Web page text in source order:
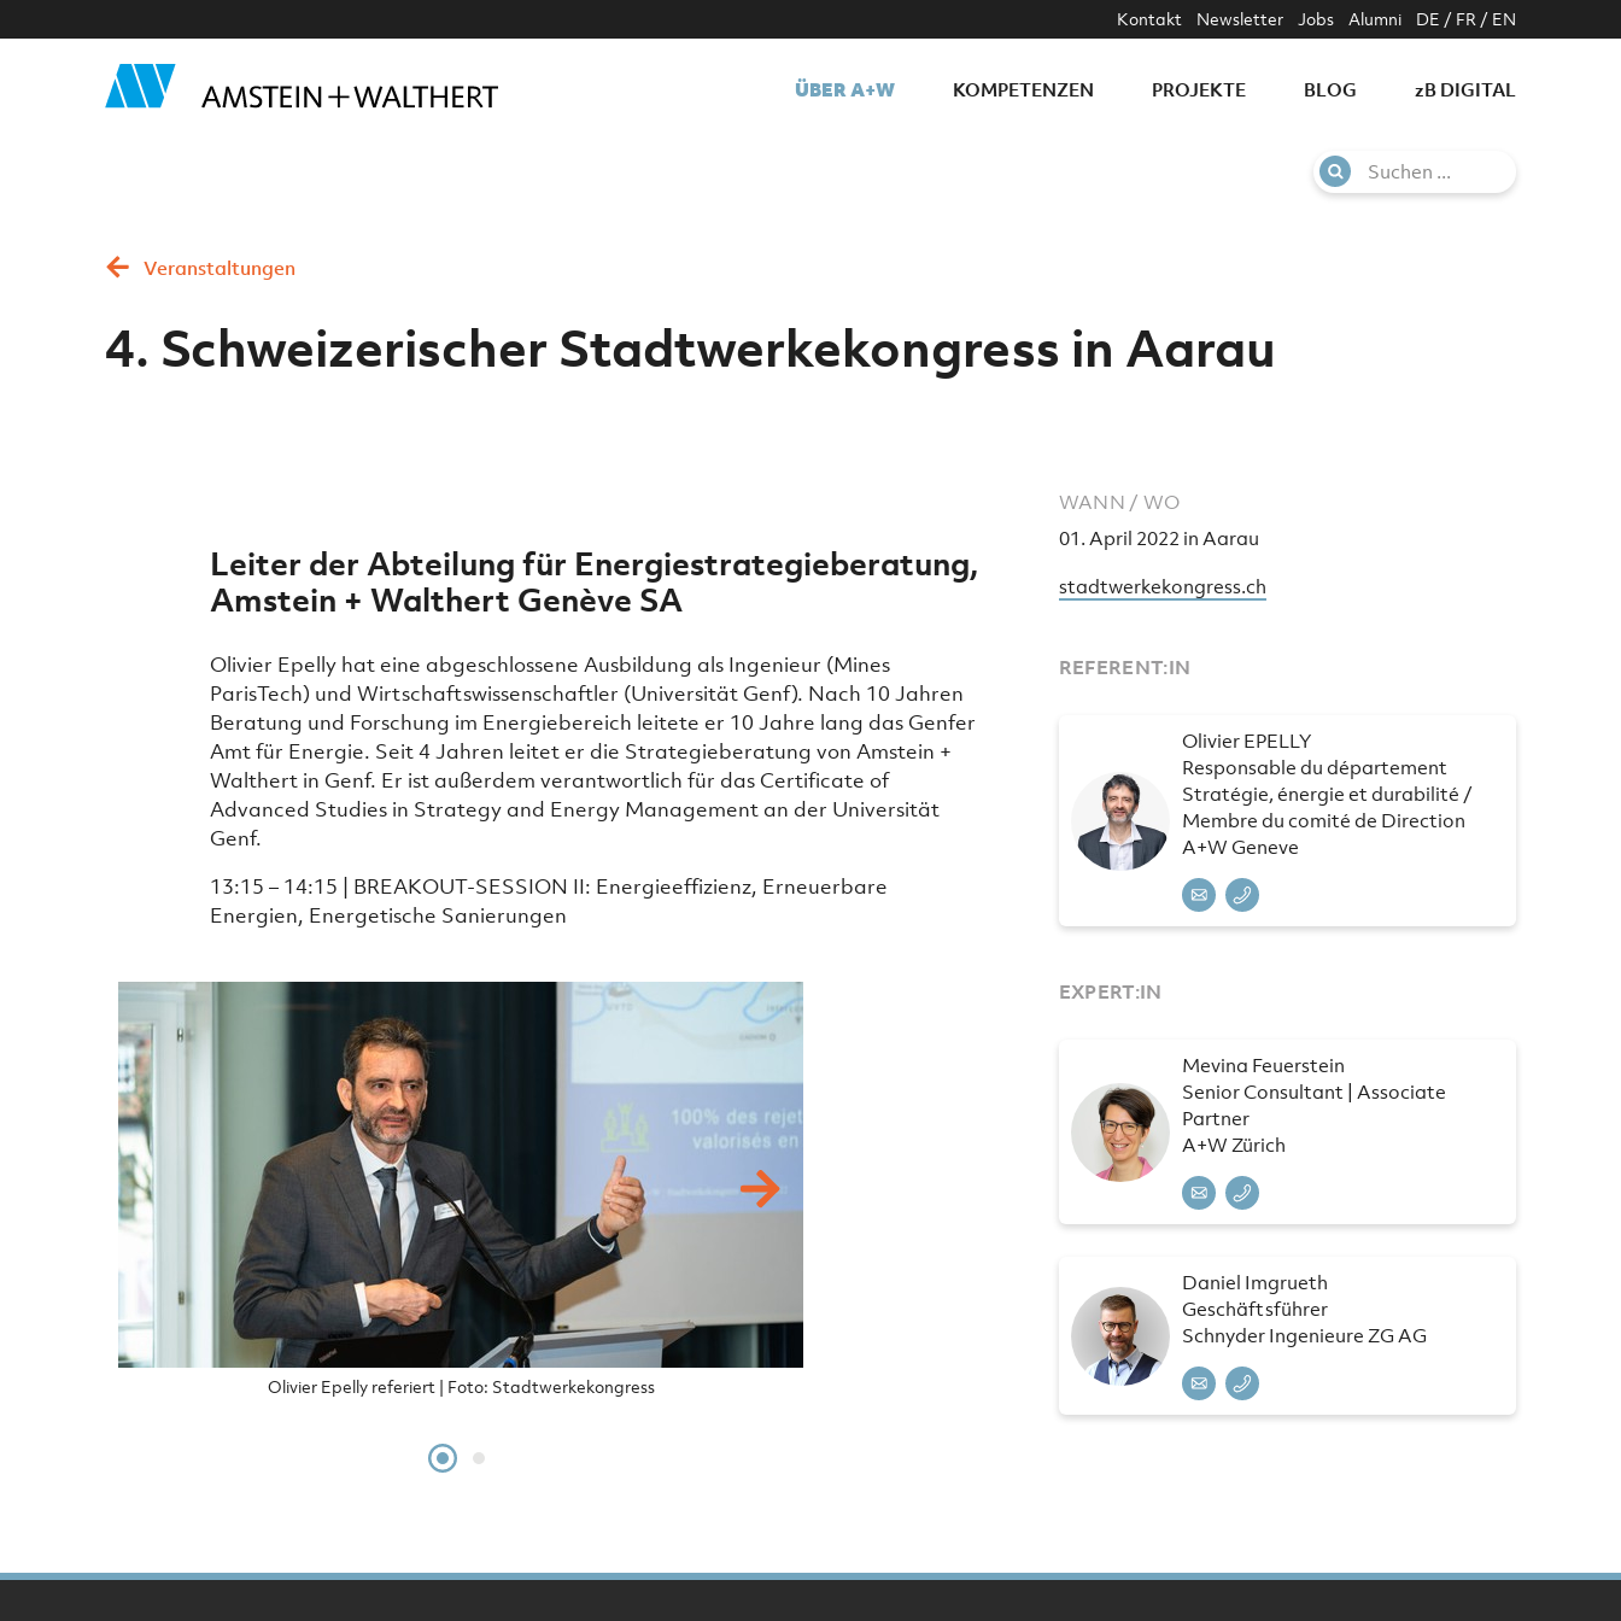
ÜBER A+W KOMPETENZEN PROJEKTE BLOG zB DIGITAL
Kontakt Newsletter Jobs Alumni DE / FR / EN
Veranstaltungen
4. Schweizerischer Stadtwerkekongress in Aarau
Leiter der Abteilung für Energiestrategieberatung,
Amstein + Walthert Genève SA
Olivier Epelly hat eine abgeschlossene Ausbildung als Ingenieur (Mines
ParisTech) und Wirtschaftswissenschaftler (Universität Genf). Nach 10 Jahren
Beratung und Forschung im Energiebereich leitete er 10 Jahre lang das Genfer
Amt für Energie. Seit 4 Jahren leitet er die Strategieberatung von Amstein +
Walthert in Genf. Er ist außerdem verantwortlich für das Certificate of
Advanced Studies in Strategy and Energy Management an der Universität
Genf.
13:15 – 14:15 | BREAKOUT-SESSION II: Energieeffizienz, Erneuerbare
Energien, Energetische Sanierungen
Olivier Epelly referiert Foto: Stadtwerkekongress Mevina Feuerstein im Gespräch Foto: Stadtwerkekongress
WANN / WO
01. April 2022 in Aarau
stadtwerkekongress.ch
REFERENT:IN
Olivier EPELLY
Responsable du département
Stratégie, énergie et durabilité /
Membre du comité de Direction
A+W Geneve
EXPERT:IN
Mevina Feuerstein
Senior Consultant | Associate
Partner
A+W Zürich
Daniel Imgrueth
Geschäftsführer
Schnyder Ingenieure ZG AG